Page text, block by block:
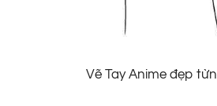
Vẽ Tay Anime đẹp